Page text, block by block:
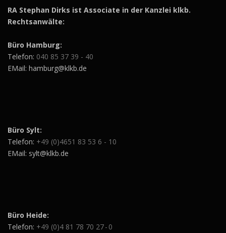
RA Stephan Dirks ist Associate in der Kanzlei klkb.
Rechtsanwälte:
Büro Hamburg:
Telefon: 040 85 37 39 - 40
EMail: hamburg@klkb.de
Büro Sylt:
Telefon: +49 (0)4651 83 53 6 - 10
EMail: sylt@klkb.de
Büro Heide:
Telefon: +49 (0)4 81 78 70 27 - 0